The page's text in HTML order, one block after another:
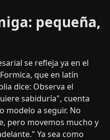
pequeña,
se refleja ya en el
que en latín
dice: Observa el
sabiduría", cuenta
modelo a seguir. No
pero movemos mucho y
Ya sea como